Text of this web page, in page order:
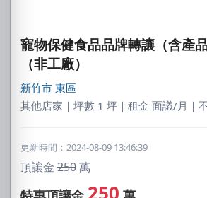
寵物保健食品品牌轉讓（含產
（非工廠）
新竹市 東區
其他店家｜坪數 1 坪｜租金 面議/月｜
更新時間：2024-08-09 13:46:39
頂讓金 250萬